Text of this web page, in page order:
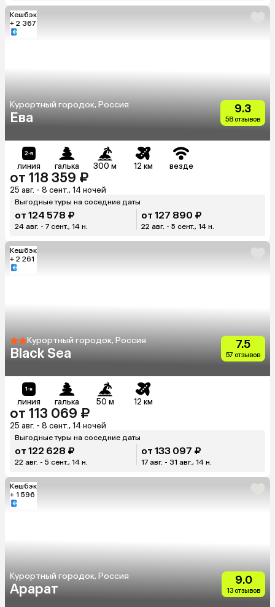
Кешбэк
+ 2 367
Курортный городок, Россия
Ева
9.3
58 отзывов
линия галька 300 м 12 км везде
от 118 359 ₽
25 авг. - 8 сент., 14 ночей
Выгодные туры на соседние даты
от 124 578 ₽
24 авг. - 7 сент., 14 н.
от 127 890 ₽
22 авг. - 5 сент., 14 н.
Кешбэк
+ 2 261
Курортный городок, Россия
Black Sea
7.5
57 отзывов
линия галька 50 м 12 км
от 113 069 ₽
25 авг. - 8 сент., 14 ночей
Выгодные туры на соседние даты
от 122 628 ₽
22 авг. - 5 сент., 14 н.
от 133 097 ₽
17 авг. - 31 авг., 14 н.
Кешбэк
+ 1 596
Курортный городок, Россия
Арарат
9.0
13 отзывов